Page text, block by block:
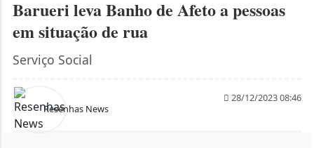
Barueri leva Banho de Afeto a pessoas
em situação de rua
Serviço Social
Resenhas News
28/12/2023 08:46